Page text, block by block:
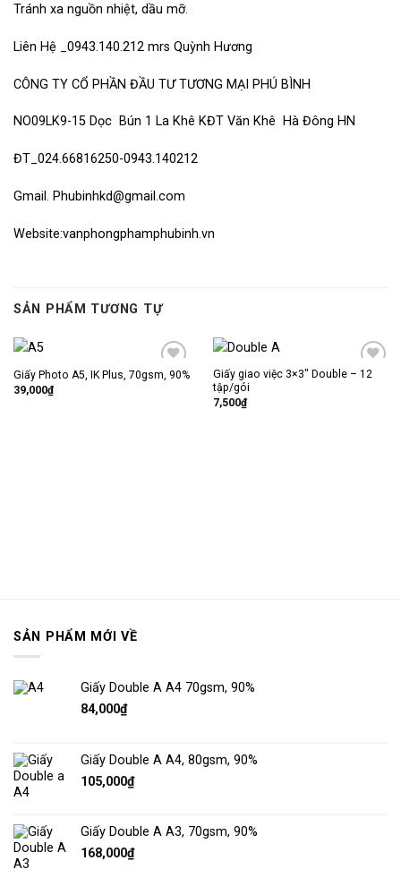
Tránh xa nguồn nhiệt, dầu mỡ.
Liên Hệ _0943.140.212 mrs Quỳnh Hương
CÔNG TY CỔ PHẦN ĐẦU TƯ TƯƠNG MẠI PHÚ BÌNH
NO09LK9-15 Dọc Bún 1 La Khê KĐT Văn Khê Hà Đông HN
ĐT_024.66816250-0943.140212
Gmail. Phubinhkd@gmail.com
Website:vanphongphamphubinh.vn
SẢN PHẨM TƯƠNG TỰ
Thêm
Giấy Photo A5, IK Plus, 70gsm, 90%
39,000₫
Thêm
Giấy giao việc 3×3″ Double – 12
tập/gói
7,500₫
SẢN PHẨM MỚI VỀ
Giấy Double A A4 70gsm, 90%
84,000₫
Giấy Double A A4, 80gsm, 90%
105,000₫
Giấy Double A A3, 70gsm, 90%
168,000₫